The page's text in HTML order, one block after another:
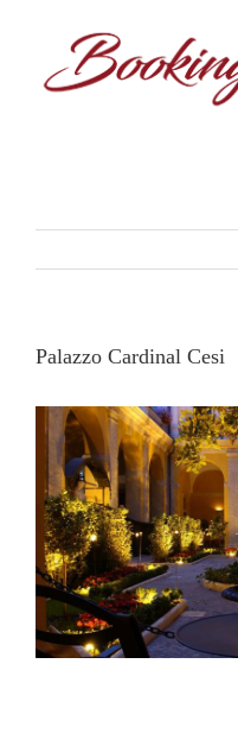
Palazzo Cardinal Cesi
View
Larger
Image